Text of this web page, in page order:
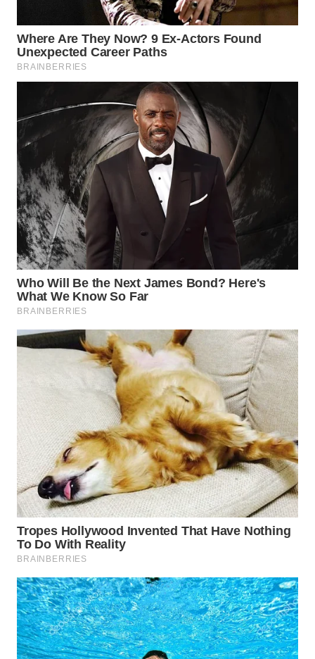
SUMEDANG
WN
KEPULAUAN
SERIBU
WN
TANGERANG
WN
BINJAI
WN
CIREBON
WN
INDRAMAYU
WN
KUNINGAN
WN
MAJALENGKA
WN
SUBANG
WN
WN
PURWAKARTA